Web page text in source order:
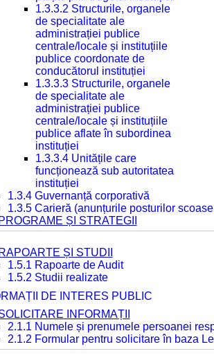
1.3.3.2 Structurile, organele
de specialitate ale
administrației publice
centrale/locale și instituțiile
publice coordonate de
conducătorul instituției
1.3.3.3 Structurile, organele
de specialitate ale
administrației publice
centrale/locale și instituțiile
publice aflate în subordinea
instituției
1.3.3.4 Unitățile care
funcționează sub autoritatea
instituției
1.3.4 Guvernanță corporativă
1.3.5 Carieră (anunțurile posturilor
ȘI STRATEGII
ȘI STUDII
1.5.1 Rapoarte de Audit
1.5.2 Studii realizate
DE INTERES PUBLIC
INFORMAȚII
2.1.1 Numele și prenumele persoanei
2.1.2 Formular pentru solicitare în baza